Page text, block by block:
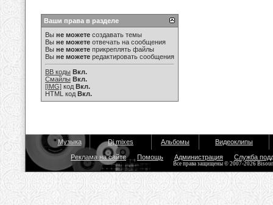
Ваши права в разделе
Вы не можете создавать темы
Вы не можете отвечать на сообщения
Вы не можете прикреплять файлы
Вы не можете редактировать сообщения
BB коды Вкл.
Смайлы Вкл.
[IMG] код Вкл.
HTML код Вкл.
Музыка Dj mixes Альбомы Видеоклипы
Реклама на сайте Помощь Администрация Служба
Все права защищены © 2007-2026